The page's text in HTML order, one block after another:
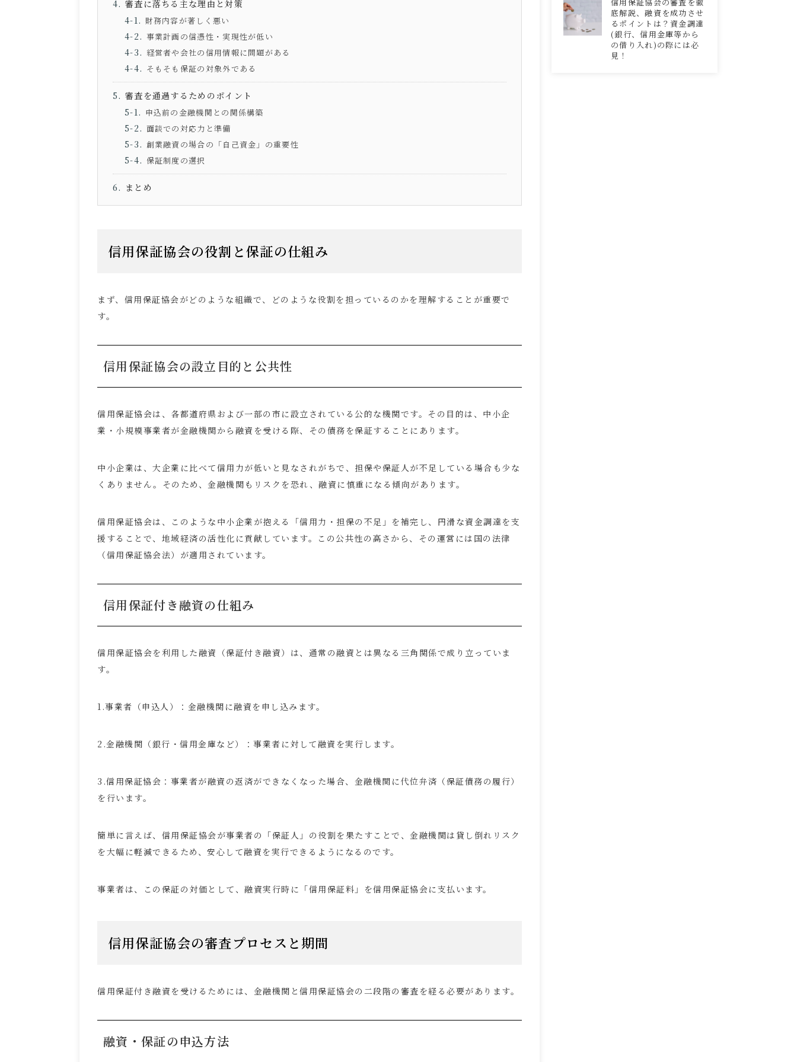
審査に落ちる主な理由と対策
財務内容が著しく悪い
事業計画の信憑性・実現性が低い
経営者や会社の信用情報に問題がある
そもそも保証の対象外である
審査を通過するためのポイント
申込前の金融機関との関係構築
面談での対応力と準備
創業融資の場合の「自己資金」の重要性
保証制度の選択
まとめ
信用保証協会の役割と保証の仕組み
まず、信用保証協会がどのような組織で、どのような役割を担っているのかを理解することが重要で
す。
信用保証協会の設立目的と公共性
信用保証協会は、各都道府県および一部の市に設立されている公的な機関です。その目的は、中小企
業・小規模事業者が金融機関から融資を受ける際、その債務を保証することにあります。
中小企業は、大企業に比べて信用力が低いと見なされがちで、担保や保証人が不足している場合も少な
くありません。そのため、金融機関もリスクを恐れ、融資に慎重になる傾向があります。
信用保証協会は、このような中小企業が抱える「信用力・担保の不足」を補完し、円滑な資金調達を支
援することで、地域経済の活性化に貢献しています。この公共性の高さから、その運営には国の法律
（信用保証協会法）が適用されています。
信用保証付き融資の仕組み
信用保証協会を利用した融資（保証付き融資）は、通常の融資とは異なる三角関係で成り立っていま
す。
1.事業者（申込人）：金融機関に融資を申し込みます。
2.金融機関（銀行・信用金庫など）：事業者に対して融資を実行します。
3.信用保証協会：事業者が融資の返済ができなくなった場合、金融機関に代位弁済（保証債務の履行）
を行います。
簡単に言えば、信用保証協会が事業者の「保証人」の役割を果たすことで、金融機関は貸し倒れリスク
を大幅に軽減できるため、安心して融資を実行できるようになるのです。
事業者は、この保証の対価として、融資実行時に「信用保証料」を信用保証協会に支払います。
信用保証協会の審査プロセスと期間
信用保証付き融資を受けるためには、金融機関と信用保証協会の二段階の審査を経る必要があります。
融資・保証の申込方法
底解説、融資を成功させ
るポイントは？資金調達
(銀行、信用金庫等から
の借り入れ)の際には必
見！